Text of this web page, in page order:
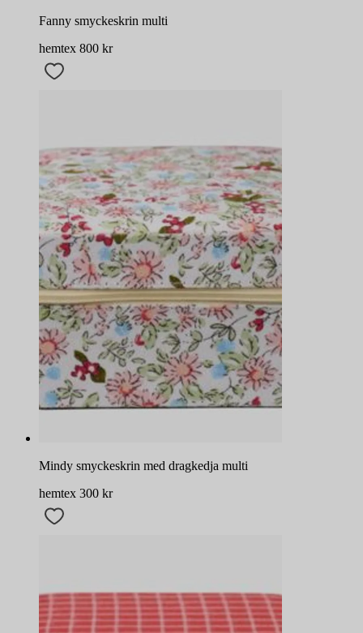
Fanny smyckeskrin multi
hemtex 800 kr
Mindy smyckeskrin med dragkedja multi
hemtex 300 kr